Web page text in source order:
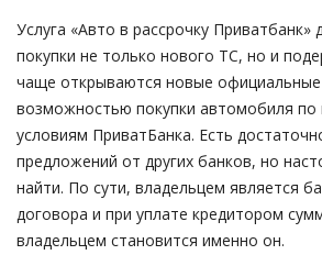
Услуга «Авто в рассрочку
покупки не только нового ТС, но и
чаще открываются новые
возможностью покупки автомобиля по
условиям ПриватБанка. Есть
предложений от других банков, но
найти. По сути, владельцем является
договора и при уплате кредитором
владельцем становится именно он.